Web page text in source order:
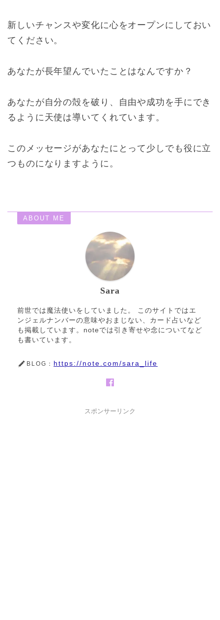
新しいチャンスや変化に心をオープンにしておい
てください。
あなたが長年望んでいたことはなんですか？
あなたが自分の殻を破り、自由や成功を手にでき
るように天使は導いてくれています。
このメッセージがあなたにとって少しでも役に立
つものになりますように。
ABOUT ME
Sara
前世では魔法使いをしていました。 このサイトではエ
ンジェルナンバーの意味やおまじない、カード占いなど
も掲載しています。noteでは引き寄せや念についてなど
も書いています。
BLOG： https://note.com/sara_life
スポンサーリンク